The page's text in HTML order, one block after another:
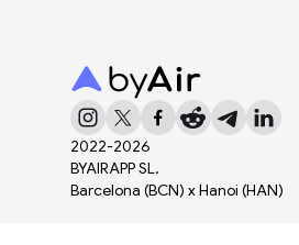
2022-2026
BYAIRAPP SL.
Barcelona (BCN) x Hanoi (HAN)